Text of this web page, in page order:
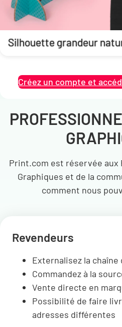
Silhouette grandeur
Créez un compte et
Print.com est réservée aux
Graphiques et de la
comment nous
Revendeurs
Externalisez la
Commandez à la
Vente directe en
Possibilité de faire
adresses différentes